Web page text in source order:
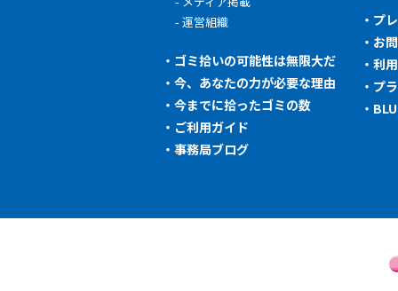
運営組織
ゴミ拾いの可能性は無限大だ
今、あなたの力が必要な理由
今までに拾ったゴミの数
ご利用ガイド
事務局ブログ
プ
お
利
プ